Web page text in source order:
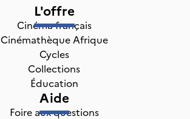
L'offre
Cinéma français
Cinémathèque Afrique
Cycles
Collections
Éducation
Aide
Foire aux questions